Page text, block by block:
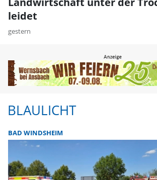
leidet
gestern
BLAULICHT
BAD WINDSHEIM